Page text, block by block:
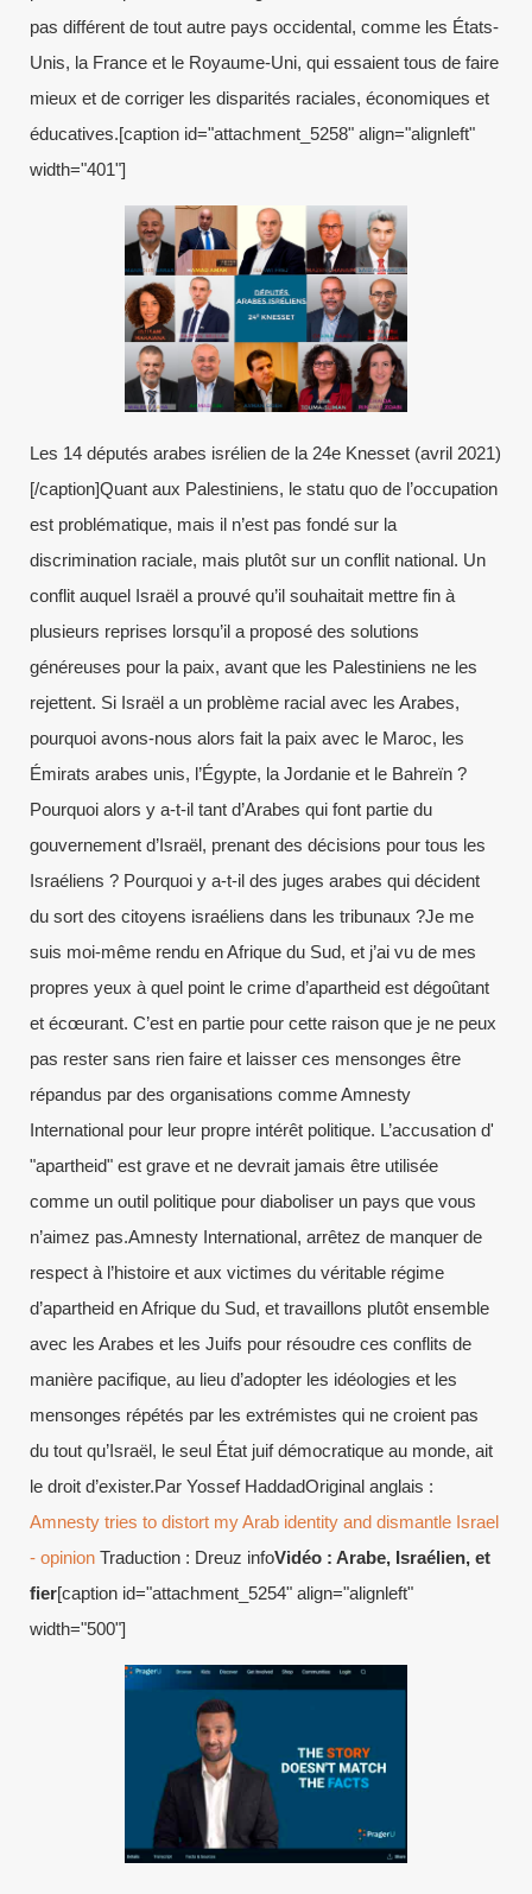
pas différent de tout autre pays occidental, comme les États-
Unis, la France et le Royaume-Uni, qui essaient tous de faire
mieux et de corriger les disparités raciales, économiques et
éducatives.[caption id="attachment_5258" align="alignleft"
width="401"]
Les 14 députés arabes isrélien de la 24e Knesset (avril 2021)
[/caption]Quant aux Palestiniens, le statu quo de l’occupation
est problématique, mais il n’est pas fondé sur la
discrimination raciale, mais plutôt sur un conflit national. Un
conflit auquel Israël a prouvé qu’il souhaitait mettre fin à
plusieurs reprises lorsqu’il a proposé des solutions
généreuses pour la paix, avant que les Palestiniens ne les
rejettent. Si Israël a un problème racial avec les Arabes,
pourquoi avons-nous alors fait la paix avec le Maroc, les
Émirats arabes unis, l’Égypte, la Jordanie et le Bahreïn ?
Pourquoi alors y a-t-il tant d’Arabes qui font partie du
gouvernement d’Israël, prenant des décisions pour tous les
Israéliens ? Pourquoi y a-t-il des juges arabes qui décident
du sort des citoyens israéliens dans les tribunaux ?Je me
suis moi-même rendu en Afrique du Sud, et j’ai vu de mes
propres yeux à quel point le crime d’apartheid est dégoûtant
et écœurant. C’est en partie pour cette raison que je ne peux
pas rester sans rien faire et laisser ces mensonges être
répandus par des organisations comme Amnesty
International pour leur propre intérêt politique. L’accusation d'
"apartheid" est grave et ne devrait jamais être utilisée
comme un outil politique pour diaboliser un pays que vous
n’aimez pas.Amnesty International, arrêtez de manquer de
respect à l’histoire et aux victimes du véritable régime
d’apartheid en Afrique du Sud, et travaillons plutôt ensemble
avec les Arabes et les Juifs pour résoudre ces conflits de
manière pacifique, au lieu d’adopter les idéologies et les
mensonges répétés par les extrémistes qui ne croient pas
du tout qu’Israël, le seul État juif démocratique au monde, ait
le droit d’exister.Par Yossef HaddadOriginal anglais :
Amnesty tries to distort my Arab identity and dismantle Israel
- opinionTraduction : Dreuz infoVidéo : Arabe, Israélien, et
fier[caption id="attachment_5254" align="alignleft"
width="500"]